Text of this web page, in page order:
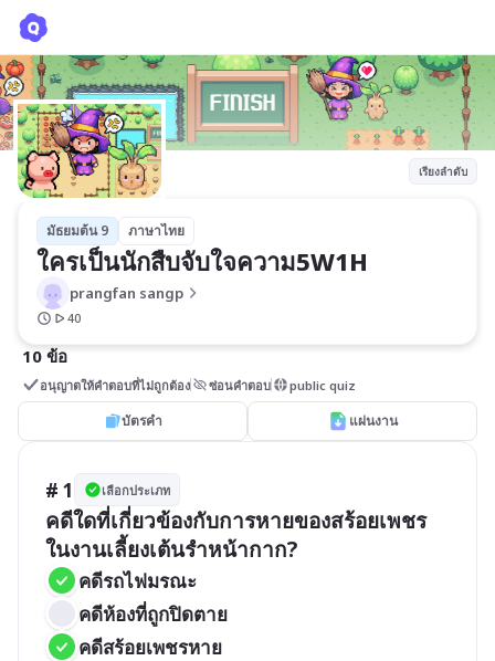
เรียงลำดับ
มัธยมต้น 9 ภาษาไทย
ใครเป็นนักสืบจับใจความ5W1H
prangfan sangp
40
10 ข้อ
อนุญาตให้คำตอบที่ไม่ถูกต้อง ซ่อนคำตอบ public quiz
บัตรคำ แผ่นงาน
# 1 เลือกประเภท
คดีใดที่เกี่ยวข้องกับการหายของสร้อยเพชร
ในงานเลี้ยงเต้นรำหน้ากาก?
คดีรถไฟมรณะ
คดีห้องที่ถูกปิดตาย
คดีสร้อยเพชรหาย